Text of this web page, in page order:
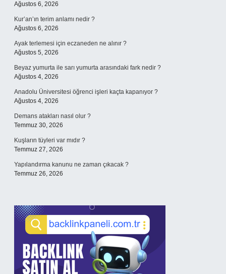
Ağustos 6, 2026
Kur’an’ın terim anlamı nedir ?
Ağustos 6, 2026
Ayak terlemesi için eczaneden ne alınır ?
Ağustos 5, 2026
Beyaz yumurta ile sarı yumurta arasındaki fark nedir ?
Ağustos 4, 2026
Anadolu Üniversitesi öğrenci işleri kaçta kapanıyor ?
Ağustos 4, 2026
Demans atakları nasıl olur ?
Temmuz 30, 2026
Kuşların tüyleri var mıdır ?
Temmuz 27, 2026
Yapılandırma kanunu ne zaman çıkacak ?
Temmuz 26, 2026